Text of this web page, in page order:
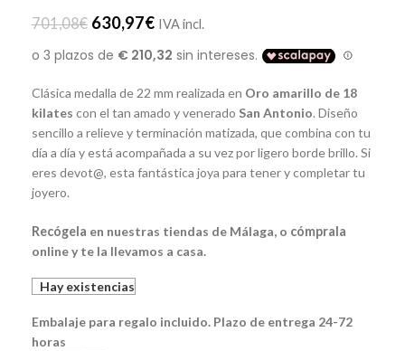
701,08€ 630,97€ IVA incl.
Clásica medalla de 22 mm realizada en Oro amarillo de 18
kilates con el tan amado y venerado San Antonio. Diseño
sencillo a relieve y terminación matizada, que combina con tu
día a día y está acompañada a su vez por ligero borde brillo. Si
eres devot@, esta fantástica joya para tener y completar tu
joyero.
Recógela en nuestras tiendas de Málaga, o cómprala
online y te la llevamos a casa.
Hay existencias
Embalaje para regalo incluido. Plazo de entrega 24-72
horas